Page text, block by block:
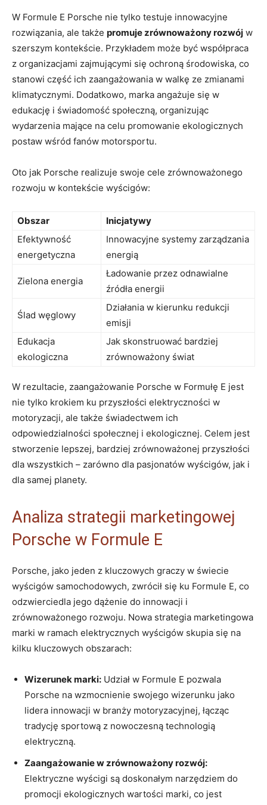
W Formule E Porsche nie tylko testuje innowacyjne
rozwiązania, ale także promuje zrównoważony rozwój w
szerszym kontekście. Przykładem może być współpraca
z organizacjami zajmującymi się ochroną środowiska, co
stanowi część ich zaangażowania w walkę ze zmianami
klimatycznymi. Dodatkowo, marka angażuje się w
edukację i świadomość społeczną, organizując
wydarzenia mające na celu promowanie ekologicznych
postaw wśród fanów motorsportu.
Oto jak Porsche realizuje swoje cele zrównoważonego
rozwoju w kontekście wyścigów:
Obszar
Inicjatywy
Efektywność
energetyczna
Innowacyjne systemy zarządzania
energią
Zielona energia
Ładowanie przez odnawialne
źródła energii
Ślad węglowy
Działania w kierunku redukcji
emisji
Edukacja
ekologiczna
Jak skonstruować bardziej
zrównoważony świat
W rezultacie, zaangażowanie Porsche w Formułę E jest
nie tylko krokiem ku przyszłości elektryczności w
motoryzacji, ale także świadectwem ich
odpowiedzialności społecznej i ekologicznej. Celem jest
stworzenie lepszej, bardziej zrównoważonej przyszłości
dla wszystkich – zarówno dla pasjonatów wyścigów, jak i
dla samej planety.
Analiza strategii marketingowej
Porsche w Formule E
Porsche, jako jeden z kluczowych graczy w świecie
wyścigów samochodowych, zwrócił się ku Formule E, co
odzwierciedla jego dążenie do innowacji i
zrównoważonego rozwoju. Nowa strategia marketingowa
marki w ramach elektrycznych wyścigów skupia się na
kilku kluczowych obszarach:
Wizerunek marki: Udział w Formule E pozwala
Porsche na wzmocnienie swojego wizerunku jako
lidera innowacji w branży motoryzacyjnej, łącząc
tradycję sportową z nowoczesną technologią
elektryczną.
Zaangażowanie w zrównoważony rozwój:
Elektryczne wyścigi są doskonałym narzędziem do
promocji ekologicznych wartości marki, co jest